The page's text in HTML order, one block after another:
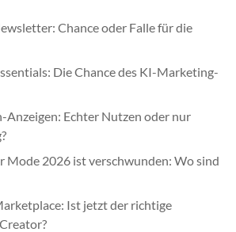
Chance oder Falle für die
Die Chance des KI-Marketing-
Anzeigen: Echter Nutzen oder nur
Mode 2026 ist verschwunden: Wo sind
Ist jetzt der richtige